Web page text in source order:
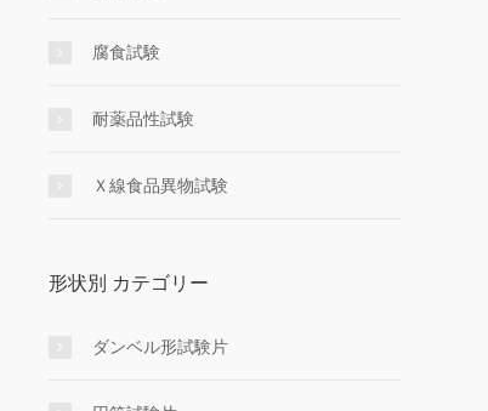
腐食試験
耐薬品性試験
Ｘ線食品異物試験
形状別 カテゴリー
ダンベル形試験片